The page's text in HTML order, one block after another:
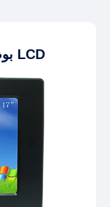
17 بوصة لوحة جبل شاشة LCD